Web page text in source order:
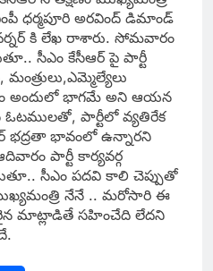
ధర్మపూరి అరవింద్ డిమాండ్
కి లేఖ రాశారు. సోమవారం
సీఎం కేసీఆర్ పై పార్టీ
మంత్రులు,ఎమ్మెల్యేలు
అందులో భాగమే అని ఆయన
ఓటములతో, పార్టీలో వ్యతిరేక
భద్రతా భావంలో ఉన్నారని
పార్టీ కార్యవర్గ
సీఎం పదవి కాలి చెప్పుతో
నేనే .. మరోసారి ఈ
మాట్లాడితే సహించేది లేదని